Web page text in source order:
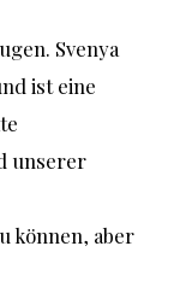
Svenya
ist eine
unserer
können, aber